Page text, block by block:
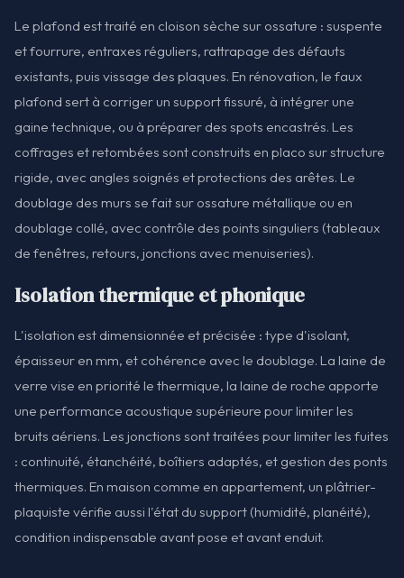
Le plafond est traité en cloison sèche sur ossature : suspente
et fourrure, entraxes réguliers, rattrapage des défauts
existants, puis vissage des plaques. En rénovation, le faux
plafond sert à corriger un support fissuré, à intégrer une
gaine technique, ou à préparer des spots encastrés. Les
coffrages et retombées sont construits en placo sur structure
rigide, avec angles soignés et protections des arêtes. Le
doublage des murs se fait sur ossature métallique ou en
doublage collé, avec contrôle des points singuliers (tableaux
de fenêtres, retours, jonctions avec menuiseries).
Isolation thermique et phonique
L'isolation est dimensionnée et précisée : type d'isolant,
épaisseur en mm, et cohérence avec le doublage. La laine de
verre vise en priorité le thermique, la laine de roche apporte
une performance acoustique supérieure pour limiter les
bruits aériens. Les jonctions sont traitées pour limiter les fuites
: continuité, étanchéité, boîtiers adaptés, et gestion des ponts
thermiques. En maison comme en appartement, un plâtrier-
plaquiste vérifie aussi l'état du support (humidité, planéité),
condition indispensable avant pose et avant enduit.